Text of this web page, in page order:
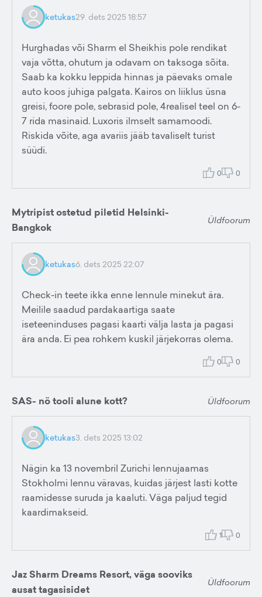
ketukas29. dets 2025 18:57
Hurghadas või Sharm el Sheikhis pole rendikat
vaja võtta, ohutum ja odavam on taksoga sõita.
Saab ka kokku leppida hinnas ja päevaks omale
auto koos juhiga palgata. Kairos on liiklus üsna
greisi, foore pole, sebrasid pole, 4realisel teel on 6-
7 rida masinaid. Luxoris ilmselt samamoodi.
Riskida võite, aga avariis jääb tavaliselt turist
süüdi.
0 0
Mytripist ostetud piletid Helsinki-
Bangkok
Üldfoorum
ketukas6. dets 2025 22:07
Check-in teete ikka enne lennule minekut ära.
Meilile saadud pardakaartiga saate
iseteeninduses pagasi kaarti välja lasta ja pagasi
ära anda. Ei pea rohkem kuskil järjekorras olema.
0 0
SAS- nö tooli alune kott? Üldfoorum
ketukas3. dets 2025 13:02
Nägin ka 13 novembril Zurichi lennujaamas
Stokholmi lennu väravas, kuidas järjest lasti kotte
raamidesse suruda ja kaaluti. Väga paljud tegid
kaardimakseid.
1 0
Jaz Sharm Dreams Resort, väga sooviks
ausat tagasisidet
Üldfoorum